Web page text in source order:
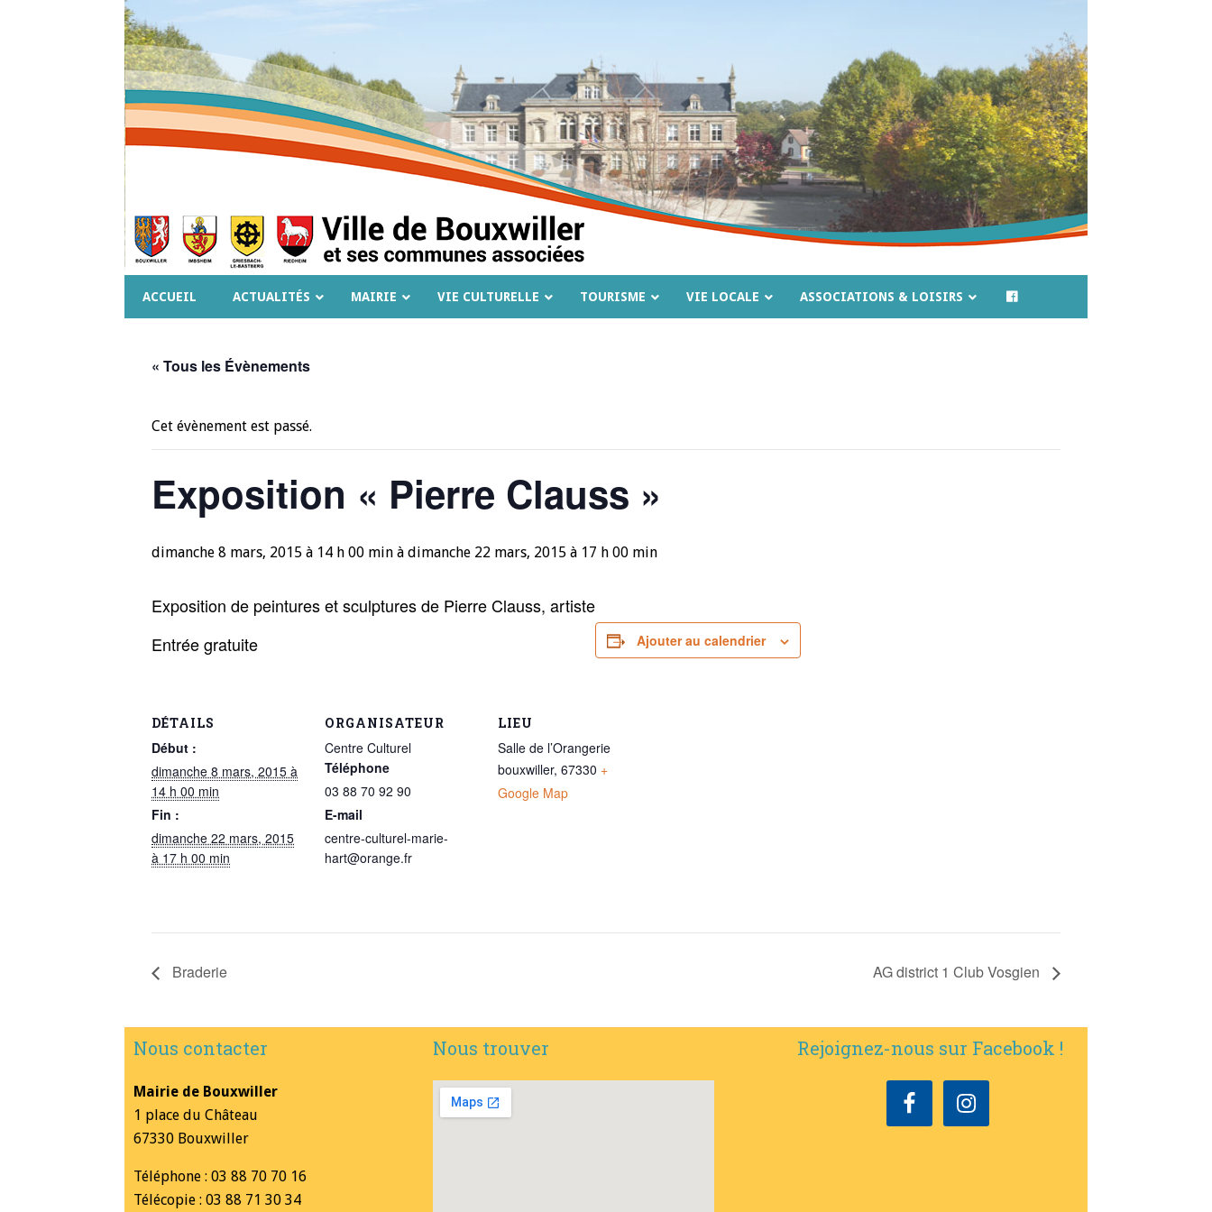
ACCUEIL ACTUALITÉS MAIRIE VIE CULTURELLE TOURISME VIE LOCALE ASSOCIATIONS & LOISIRS
« Tous les Évènements
Cet évènement est passé.
Exposition « Pierre Clauss »
dimanche 8 mars, 2015 à 14 h 00 min à dimanche 22 mars, 2015 à 17 h 00 min
Exposition de peintures et sculptures de Pierre Clauss, artiste
Entrée gratuite
Ajouter au calendrier
DÉTAILS
Début :
dimanche 8 mars, 2015 à
14 h 00 min
Fin :
dimanche 22 mars, 2015
à 17 h 00 min
ORGANISATEUR
Centre Culturel
Téléphone
03 88 70 92 90
E-mail
centre-culturel-marie-
hart@orange.fr
LIEU
Salle de l’Orangerie
bouxwiller, 67330 +
Google Map
Braderie AG district 1 Club Vosgien
Nous contacter
Mairie de Bouxwiller
1 place du Château
67330 Bouxwiller
Téléphone : 03 88 70 70 16
Télécopie : 03 88 71 30 34
Nous trouver Rejoignez-nous sur Facebook !